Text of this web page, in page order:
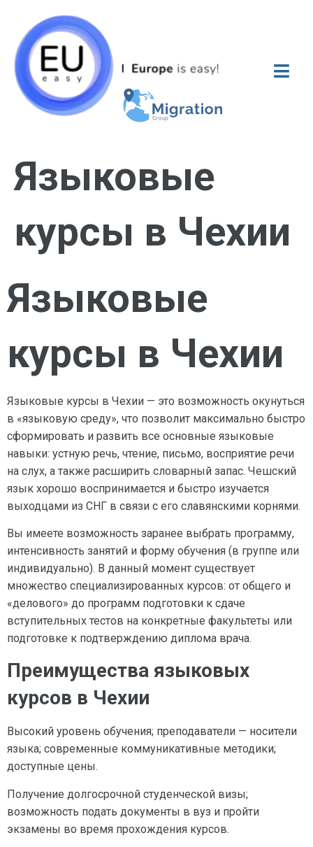
Языковые
курсы в Чехии
Языковые
курсы в Чехии
Языковые курсы в Чехии — это возможность окунуться
в «языковую среду», что позволит максимально быстро
сформировать и развить все основные языковые
навыки: устную речь, чтение, письмо, восприятие речи
на слух, а также расширить словарный запас. Чешский
язык хорошо воспринимается и быстро изучается
выходцами из СНГ в связи с его славянскими корнями.
Вы имеете возможность заранее выбрать программу,
интенсивность занятий и форму обучения (в группе или
индивидуально). В данный момент существует
множество специализированных курсов: от общего и
«делового» до программ подготовки к сдаче
вступительных тестов на конкретные факультеты или
подготовке к подтверждению диплома врача.
Преимущества языковых
курсов в Чехии
Высокий уровень обучения; преподаватели — носители
языка; современные коммуникативные методики;
доступные цены.
Получение долгосрочной студенческой визы;
возможность подать документы в вуз и пройти
экзамены во время прохождения курсов.